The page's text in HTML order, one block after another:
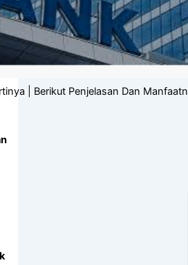
| Berikut Penjelasan Dan